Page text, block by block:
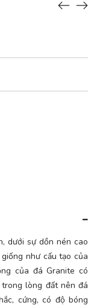
dưới sự dồn nén cao
như cấu tạo của
của đá Granite có
lòng đất nên đá
cứng, có độ bóng